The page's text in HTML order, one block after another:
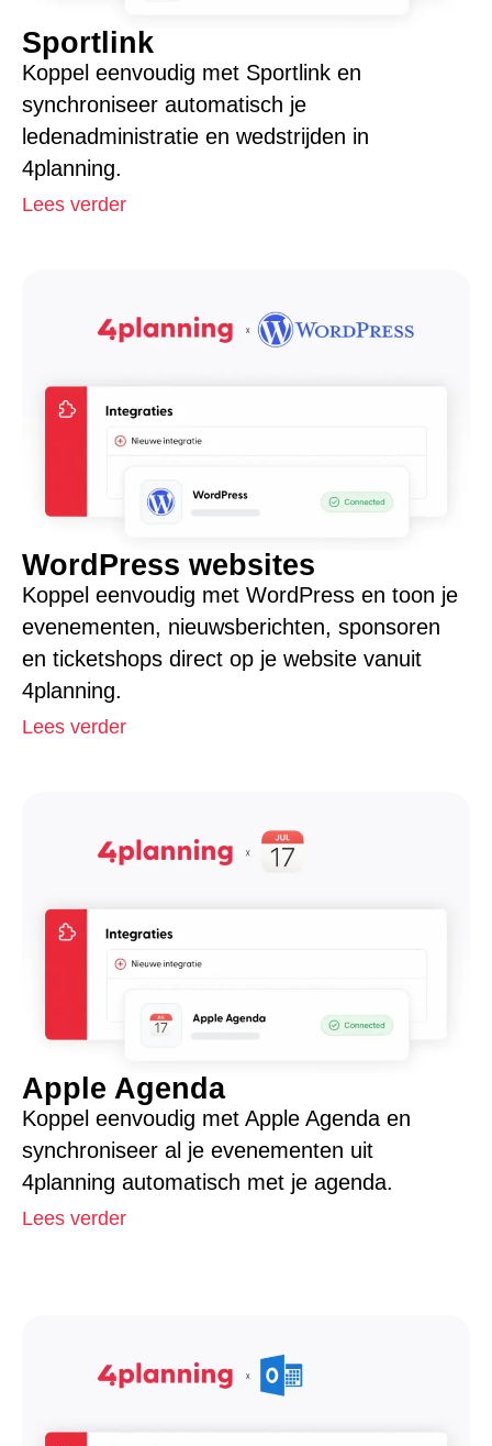
Sportlink
Koppel eenvoudig met Sportlink en
synchroniseer automatisch je
ledenadministratie en wedstrijden in
4planning.
Lees verder
WordPress websites
Koppel eenvoudig met WordPress en toon je
evenementen, nieuwsberichten, sponsoren
en ticketshops direct op je website vanuit
4planning.
Lees verder
Apple Agenda
Koppel eenvoudig met Apple Agenda en
synchroniseer al je evenementen uit
4planning automatisch met je agenda.
Lees verder